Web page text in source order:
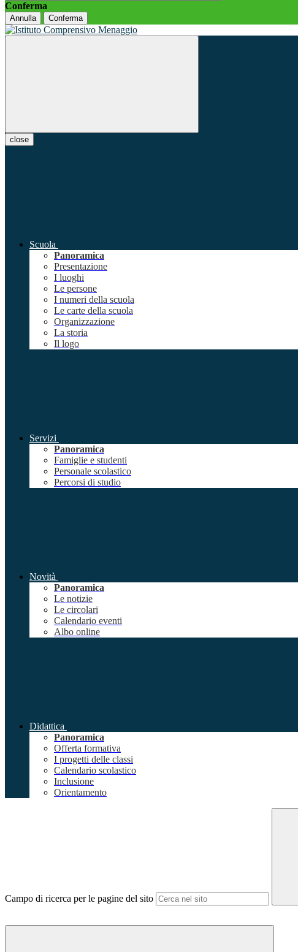
Conferma
Annulla Conferma
close
Scuola
Panoramica
Presentazione
I luoghi
Le persone
I numeri della scuola
Le carte della scuola
Organizzazione
La storia
Il logo
Servizi
Panoramica
Famiglie e studenti
Personale scolastico
Percorsi di studio
Novità
Panoramica
Le notizie
Le circolari
Calendario eventi
Albo online
Didattica
Panoramica
Offerta formativa
I progetti delle classi
Calendario scolastico
Inclusione
Orientamento
Campo di ricerca per le pagine del sito